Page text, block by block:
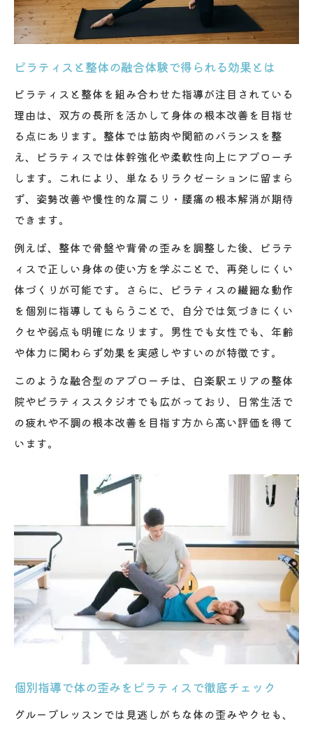
個別対応だから分かる身体のクセと改善方
法
善
男性も安心して始められるピラティス活用法
男性もピラティスで整体効果を実感できる
理由
個別ピラティス指導が男性に選ばれるポイ
ント
整体経験者が実感するピラティスのメリッ
ト
ピラティスで体幹強化を目指す男性の体験
姿勢や体幹強化にピラティスがおすすめの理由
理由
正しい姿勢を保つためのピラティスメソッ
ド
体のバランスを整えるピラティスの魅力
グループでは難しい動きも個別で徹底サポート
ピラティスの難しい動きも徹底サポート可
能
グループでは得られない個別指導のメリッ
整体視点でピラティス動作を丁寧にチェッ
ピラティスと整体の融合体験で得られる効果とは
ピラティスと整体を組み合わせた指導が注目されている
理由は、双方の長所を活かして身体の根本改善を目指せ
る点にあります。整体では筋肉や関節のバランスを整
え、ピラティスでは体幹強化や柔軟性向上にアプローチ
します。これにより、単なるリラクゼーションに留まら
ず、姿勢改善や慢性的な肩こり・腰痛の根本解消が期待
できます。
例えば、整体で骨盤や背骨の歪みを調整した後、ピラテ
ィスで正しい身体の使い方を学ぶことで、再発しにくい
体づくりが可能です。さらに、ピラティスの繊細な動作
を個別に指導してもらうことで、自分では気づきにくい
クセや弱点も明確になります。男性でも女性でも、年齢
や体力に関わらず効果を実感しやすいのが特徴です。
このような融合型のアプローチは、白楽駅エリアの整体
院やピラティススタジオでも広がっており、日常生活で
の疲れや不調の根本改善を目指す方から高い評価を得て
います。
個別指導で体の歪みをピラティスで徹底チェック
グループレッスンでは見逃しがちな体の歪みやクセも、